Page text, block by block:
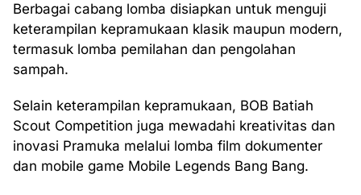
Berbagai cabang lomba disiapkan untuk menguji
keterampilan kepramukaan klasik maupun modern,
termasuk lomba pemilahan dan pengolahan
sampah.
Selain keterampilan kepramukaan, BOB Batiah
Scout Competition juga mewadahi kreativitas dan
inovasi Pramuka melalui lomba film dokumenter
dan mobile game Mobile Legends Bang Bang.